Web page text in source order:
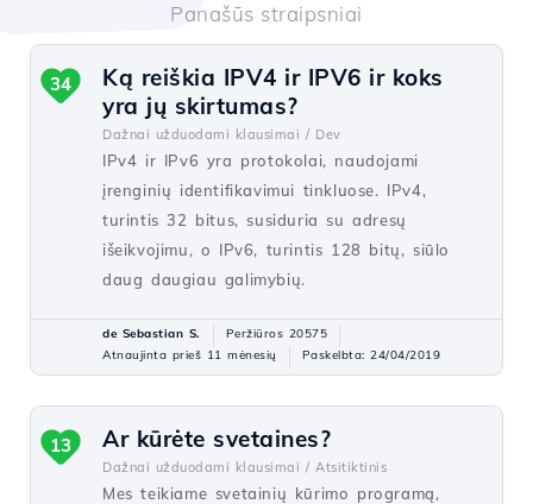
Panašūs straipsniai
Ką reiškia IPV4 ir IPV6 ir koks
yra jų skirtumas?
Dažnai užduodami klausimai / Dev
IPv4 ir IPv6 yra protokolai, naudojami
įrenginių identifikavimui tinkluose. IPv4,
turintis 32 bitus, susiduria su adresų
išeikvojimu, o IPv6, turintis 128 bitų, siūlo
daug daugiau galimybių.
34
de Sebastian S.
Peržiūros 20575
Atnaujinta prieš 11 mėnesių
Paskelbta: 24/04/2019
Ar kūrėte svetaines?
Dažnai užduodami klausimai / Atsitiktinis
Mes teikiame svetainių kūrimo programą,
13